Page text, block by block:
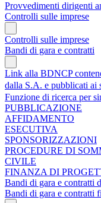
Provvedimenti dirigenti
Controlli sulle imprese
Controlli sulle imprese
Bandi di gara e contratti
Link alla BDNCP
dalla S.A. e pubblicati ai
Funzione di ricerca per
PUBBLICAZIONE
AFFIDAMENTO
ESECUTIVA
SPONSORIZZAZIONI
PROCEDURE DI
CIVILE
FINANZA DI
Bandi di gara e contratti
Bandi di gara e contratti